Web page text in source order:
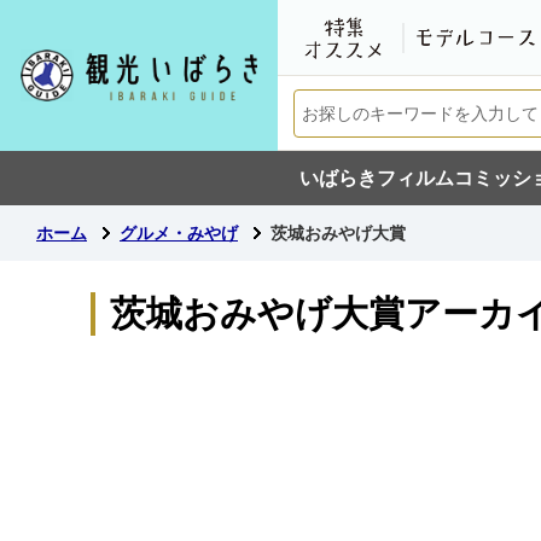
いばらきフィルムコミッシ
ホーム グルメ・みやげ 茨城おみやげ大賞
茨城おみやげ大賞アーカ